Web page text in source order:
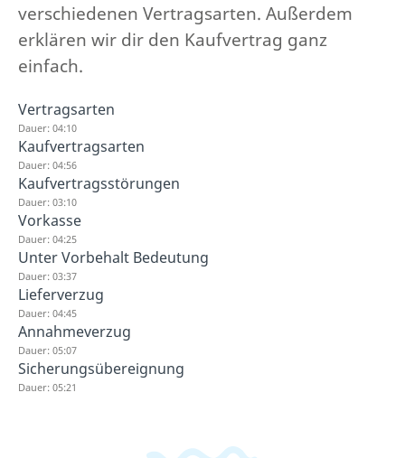
verschiedenen Vertragsarten. Außerdem
erklären wir dir den Kaufvertrag ganz
einfach.
Vertragsarten
Dauer: 04:10
Kaufvertragsarten
Dauer: 04:56
Kaufvertragsstörungen
Dauer: 03:10
Vorkasse
Dauer: 04:25
Unter Vorbehalt Bedeutung
Dauer: 03:37
Lieferverzug
Dauer: 04:45
Annahmeverzug
Dauer: 05:07
Sicherungsübereignung
Dauer: 05:21